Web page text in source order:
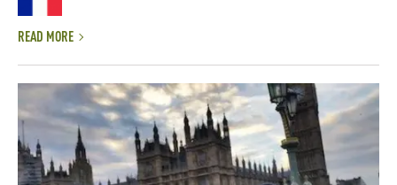
READ MORE